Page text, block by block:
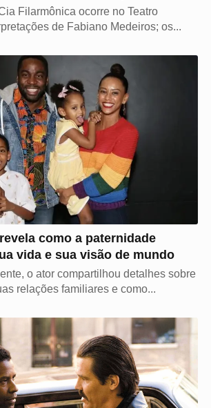
Filarmônica ocorre no Teatro
de Fabiano Medeiros; os...
como a paternidade
vida e sua visão de mundo
o ator compartilhou detalhes sobre
relações familiares e como...